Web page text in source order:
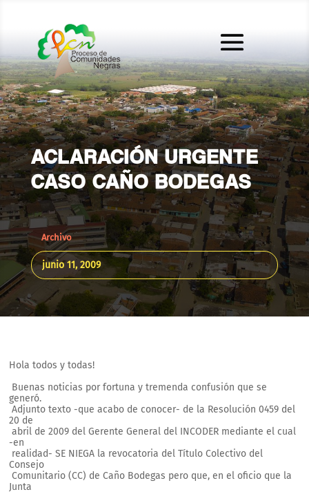
ACLARACIÓN URGENTE
CASO CAÑO BODEGAS
Archivo
junio 11, 2009
Hola todos y todas!
Buenas noticias por fortuna y tremenda confusión que se
generó.
Adjunto texto -que acabo de conocer- de la Resolución 0459 del
20 de
abril de 2009 del Gerente General del INCODER mediante el cual
-en
realidad- SE NIEGA la revocatoria del Título Colectivo del
Consejo
Comunitario (CC) de Caño Bodegas pero que, en el oficio que la
Junta